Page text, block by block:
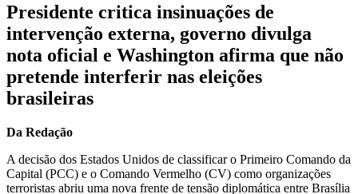
Presidente critica insinuações de
intervenção externa, governo divulga
nota oficial e Washington afirma que não
pretende interferir nas eleições
brasileiras
Da Redação
A decisão dos Estados Unidos de classificar o Primeiro Comando da
Capital (PCC) e o Comando Vermelho (CV) como organizações
terroristas abriu uma nova frente de tensão diplomática entre Brasília